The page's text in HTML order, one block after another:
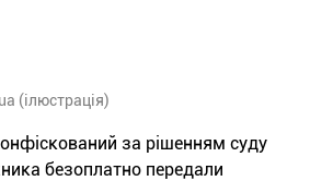
(ілюстрація)
за рішенням суду
безоплатно передали